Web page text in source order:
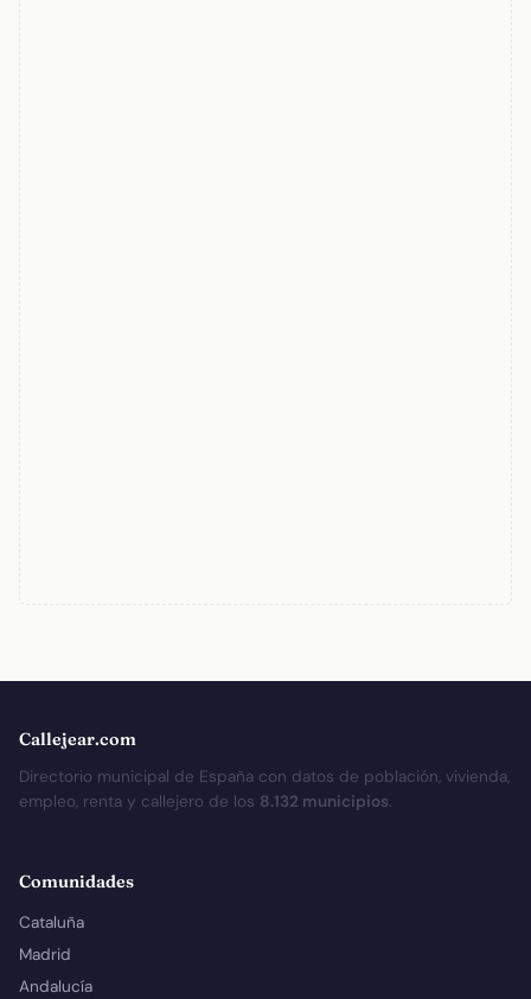
Callejear.com
Directorio municipal de España con datos de población, vivienda,
empleo, renta y callejero de los 8.132 municipios.
Comunidades
Cataluña
Madrid
Andalucía